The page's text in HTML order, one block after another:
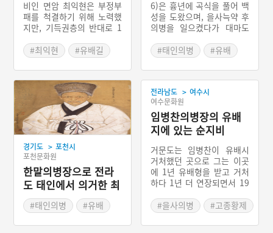
비인 면암 최익현은 부정부
패를 척결하기 위해 노력했
지만, 기득권층의 반대로 1
다. 호남대로를 따라 전라도
해남의 관두포에서 배를 타
고 바닷길을 건너 제주도의
조천 포구에 도착했다. 조천
포구에 내려 제주 관아 근처
에서 유배 생활을 시작했다.
유배 생활이 끝나고 유배 생
활을 하던 집에서 한라산으
로 향하던 구간에서 첫 번째
로 도착한 방선문 계곡에 이
르는 5.5㎞ 구간은 2012년
면암 유배길로 재탄생했다.
#최익현 #유배길
6)은 흉년에 곡식을 풀어 백
성을 도왔으며, 을사늑약 후
의병을 일으켰다가 대마도
의병을 일으켰다가 체포되
어 거문도에 유배되었다가
병사하였다.
#태인의병
#유배
#중기의병
#대한독립의군부
경기도 > 포천시
포천문화원
한말의병장으로 전라
도 태인에서 의거한 최
익현
#태인의병
#유배
전라남도 > 여수시
여수문화원
임병찬의병장의 유배
지에 있는 순지비
거문도는 임병찬이 유배시
거처했던 곳으로 그는 이곳
에 1년 유배형을 받고 거처
하다 1년 더 연장되면서 19
다. 임병찬은 고종황제의 명
을 받고 1914년 초 이명상․
이인순 등과 협의하여 대한
#을사의병
#고종황제